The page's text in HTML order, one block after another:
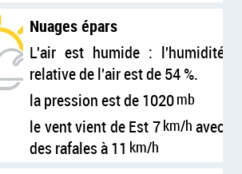
Nuages épars
L'air est humide : l'humidité
relative de l'air est de 54 %.
la pression est de 1020mb
le vent vient de Est 7km/h avec
des rafales à 11 km/h